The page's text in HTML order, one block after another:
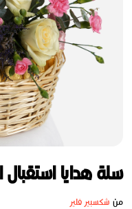
سلة هدايا استقبال
من شكسبير فلير